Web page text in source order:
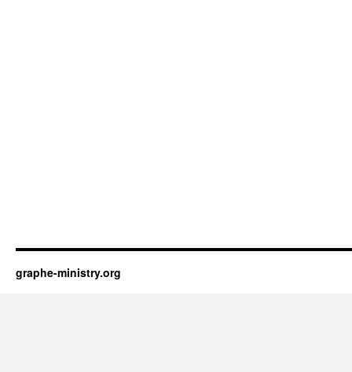
graphe-ministry.org